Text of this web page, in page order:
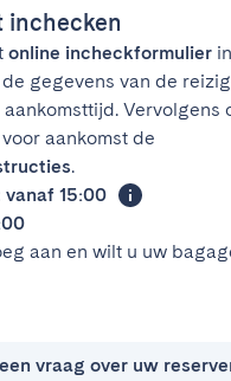
inchecken
online incheckformulier
gegevens van de
Vervolgens
aankomst de
.
vanaf 15:00
aan en wilt u uw
vraag over uw